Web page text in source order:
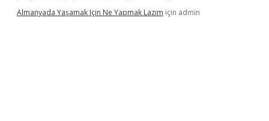
Almanyada Yaşamak Için Ne Yapmak Lazım için admin